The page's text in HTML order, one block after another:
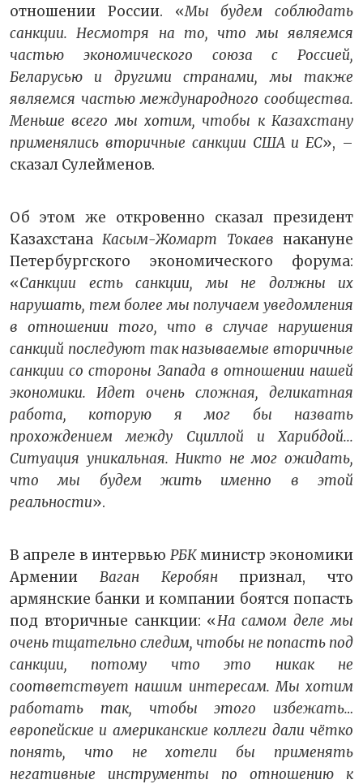
отношении России. «Мы будем соблюдать
санкции. Несмотря на то, что мы являемся
частью экономического союза с Россией,
Беларусью и другими странами, мы также
являемся частью международного сообщества.
Меньше всего мы хотим, чтобы к Казахстану
применялись вторичные санкции США и ЕС», –
сказал Сулейменов.
Об этом же откровенно сказал президент
КазахстанаКасым-Жомарт Токаев накануне
Петербургского экономического форума:
«Санкции есть санкции, мы не должны их
нарушать, тем более мы получаем уведомления
в отношении того, что в случае нарушения
санкций последуют так называемые вторичные
санкции со стороны Запада в отношении нашей
экономики. Идет очень сложная, деликатная
работа, которую я мог бы назвать
прохождением между Сциллой и Харибдой...
Ситуация уникальная. Никто не мог ожидать,
что мы будем жить именно в этой
реальности».
В апреле в интервью РБКминистр экономики
Армении Ваган Керобянпризнал, что
армянские банки и компании боятся попасть
под вторичные санкции: «На самом деле мы
очень тщательно следим, чтобы не попасть под
санкции, потому что это никак не
соответствует нашим интересам. Мы хотим
работать так, чтобы этого избежать…
европейские и американские коллеги дали чётко
понять, что не хотели бы применять
негативные инструменты по отношению к